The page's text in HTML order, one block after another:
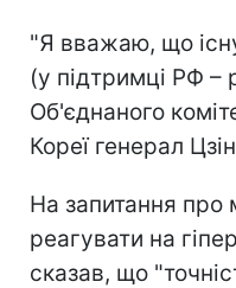
"Я вважаю, що
(у підтримці РФ –
Об'єднаного
Кореї генерал
На запитання про
реагувати на
сказав, що